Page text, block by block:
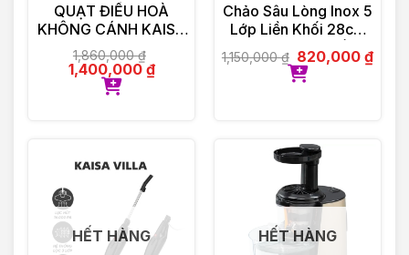
QUẠT ĐIỀU HOÀ
KHÔNG CÁNH KAISA
VILLA KV-QKC6622
1,860,000₫
1,400,000₫
Chảo Sâu Lòng Inox 5
Lớp Liền Khối 28cm
GUME Hàn Quốc
1,150,000₫ 820,000₫
HẾT HÀNG HẾT HÀNG